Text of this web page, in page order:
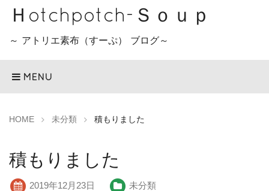
Ｈotchpotch-Ｓｏｕｐ
～ アトリエ素布（すーぷ） ブログ～
MENU
HOME 未分類 積もりました
積もりました
2019年12月23日
未分類